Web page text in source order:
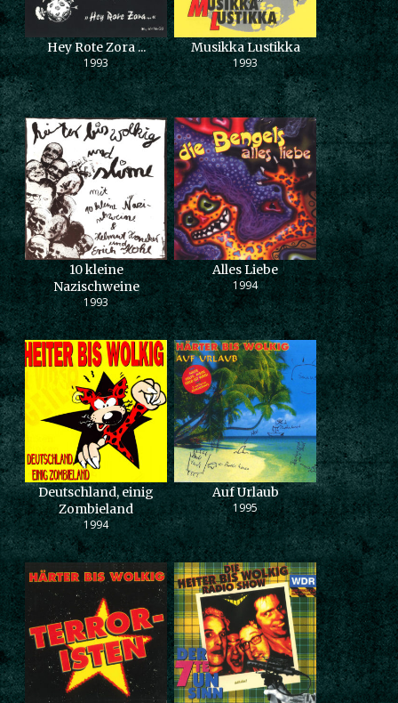
Hey Rote Zora ...
1993
Musikka Lustikka
1993
10 kleine
Nazischweine
1993
Alles Liebe
1994
Deutschland, einig
Zombieland
1994
Auf Urlaub
1995